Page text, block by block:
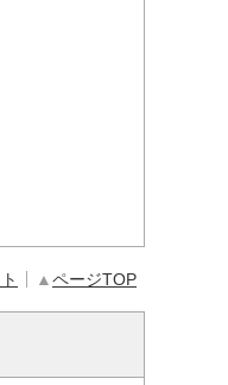
▲ページTOP